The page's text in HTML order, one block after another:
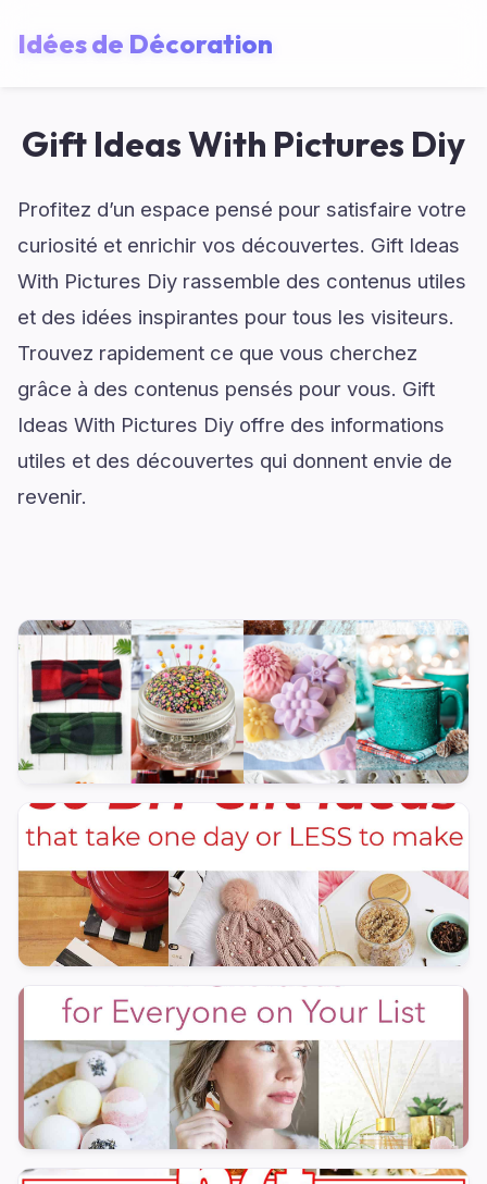
Idées de Décoration
Gift Ideas With Pictures Diy
Profitez d’un espace pensé pour satisfaire votre
curiosité et enrichir vos découvertes. Gift Ideas
With Pictures Diy rassemble des contenus utiles
et des idées inspirantes pour tous les visiteurs.
Trouvez rapidement ce que vous cherchez
grâce à des contenus pensés pour vous. Gift
Ideas With Pictures Diy offre des informations
utiles et des découvertes qui donnent envie de
revenir.